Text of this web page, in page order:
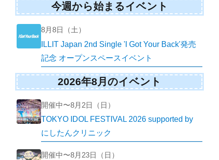
今週から始まるイベント
8月8日（土）
ILLIT Japan 2nd Single 'I Got Your Back'発売
記念 オープンスペースイベント
2026年8月のイベント
開催中〜8月2日（日）
TOKYO IDOL FESTIVAL 2026 supported by
にしたんクリニック
開催中〜8月23日（日）